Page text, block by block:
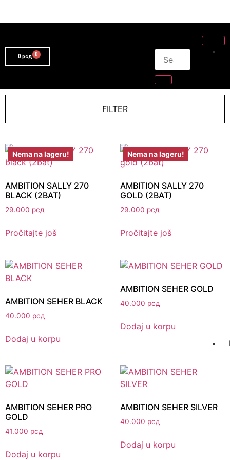
0рсд
FILTER
Nema na lageru!
AMBITION SALLY 270
BLACK (2BAT)
29.000 рсд
Pročitajte još
Nema na lageru!
AMBITION SALLY 270
GOLD (2BAT)
29.000 рсд
Pročitajte još
AMBITION SEHER BLACK
40.000 рсд
Dodaj u korpu
AMBITION SEHER GOLD
40.000 рсд
Dodaj u korpu
AMBITION SEHER PRO
GOLD
41.000 рсд
Dodaj u korpu
AMBITION SEHER SILVER
40.000 рсд
Dodaj u korpu